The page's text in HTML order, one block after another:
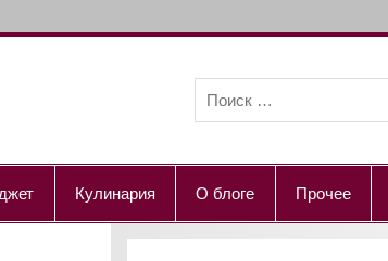
Кулинария О блоге Прочее